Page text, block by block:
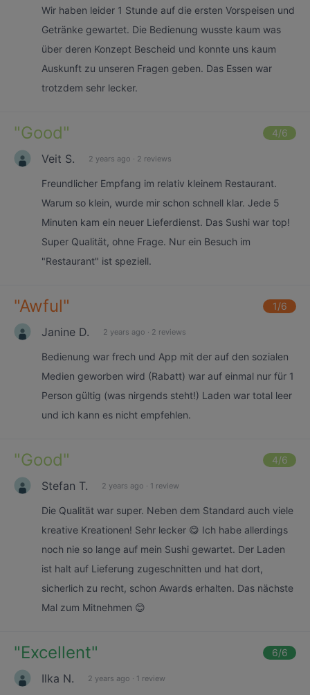
Wir haben leider 1 Stunde auf die ersten Vorspeisen und
Getränke gewartet. Die Bedienung wusste kaum was
über deren Konzept Bescheid und konnte uns kaum
Auskunft zu unseren Fragen geben. Das Essen war
trotzdem sehr lecker.
"Good" 4/6
Veit S. 2 years ago · 2 reviews
Freundlicher Empfang im relativ kleinem Restaurant.
Warum so klein, wurde mir schon schnell klar. Jede 5
Minuten kam ein neuer Lieferdienst. Das Sushi war top!
Super Qualität, ohne Frage. Nur ein Besuch im
"Restaurant" ist speziell.
"Awful" 1/6
Janine D. 2 years ago · 2 reviews
Bedienung war frech und App mit der auf den sozialen
Medien geworben wird (Rabatt) war auf einmal nur für 1
Person gültig (was nirgends steht!) Laden war total leer
und ich kann es nicht empfehlen.
"Good" 4/6
Stefan T. 2 years ago · 1 review
Die Qualität war super. Neben dem Standard auch viele
kreative Kreationen! Sehr lecker 😋 Ich habe allerdings
noch nie so lange auf mein Sushi gewartet. Der Laden
ist halt auf Lieferung zugeschnitten und hat dort,
sicherlich zu recht, schon Awards erhalten. Das nächste
Mal zum Mitnehmen 😊
"Excellent" 6/6
Ilka N. 2 years ago · 1 review